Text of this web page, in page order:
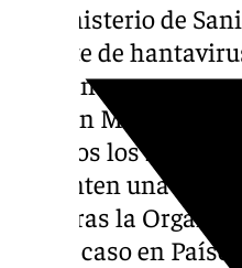
El Ministerio de
al brote de
permanecen en
Ulla, en Madrid,
pasados los 28
presenten una
mientras la
nuevo caso en